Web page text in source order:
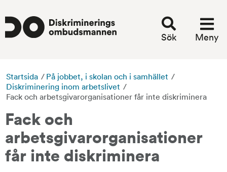
Sök Meny
Startsida / På jobbet, i skolan och i samhället /
Diskriminering inom arbetslivet /
Fack och arbetsgivarorganisationer får inte diskriminera
Fack och
arbetsgivarorganisationer
får inte diskriminera